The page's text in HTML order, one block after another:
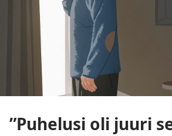
”Puhelusi oli juuri